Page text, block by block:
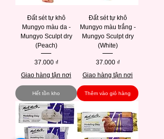
Đất sét tự khô
Mungyo màu da -
Mungyo Sculpt dry
(Peach)
Giá
37.000 ₫
Giao hàng tận nơi
Hết tồn kho
Đất sét tự khô
Mungyo màu trắng -
Mungyo Sculpt dry
(White)
Giá
37.000 ₫
Giao hàng tận nơi
Thêm vào giỏ hàng